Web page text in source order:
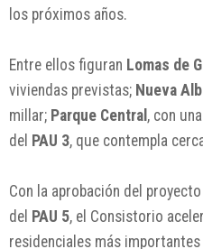
los próximos años.
Entre ellos figuran Lomas de
viviendas previstas; Nueva
millar; Parque Central , con
del PAU 3, que contempla
Con la aprobación del
del PAU 5, el Consistorio
residenciales más